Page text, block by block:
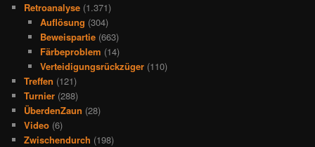
Retroanalyse (1.371)
Auflösung (304)
Beweispartie(663)
Färbeproblem (14)
Verteidigungsrückzüger(110)
Treffen (121)
Turnier (288)
ÜberdenZaun (28)
Video (6)
Zwischendurch (198)